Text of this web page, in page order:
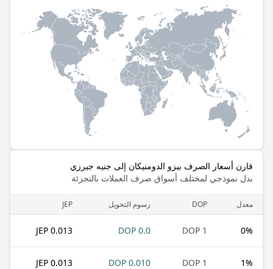
قارن أسعار الصرف بيزو الدومنيكان إلى جنيه جيرزي
بدل نموذجي لمختلف أسواق صرف العملات بالتجزئة
معدل DOP رسوم التحويل JEP
0%
1 DOP
0.0 DOP
0.013 JEP
1%
1 DOP
0.010 DOP
0.013 JEP